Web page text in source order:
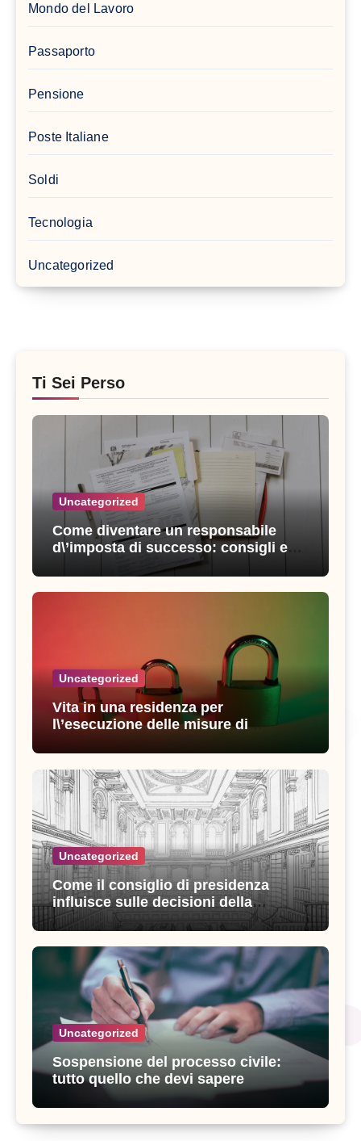
Mondo del Lavoro
Passaporto
Pensione
Poste Italiane
Soldi
Tecnologia
Uncategorized
Ti Sei Perso
Uncategorized
Come diventare un responsabile
d\’imposta di successo: consigli e
strategie vincenti
Uncategorized
Vita in una residenza per
l\’esecuzione delle misure di
Uncategorized
Come il consiglio di presidenza
influisce sulle decisioni della
giustizia amministrativa
Uncategorized
Sospensione del processo civile:
tutto quello che devi sapere